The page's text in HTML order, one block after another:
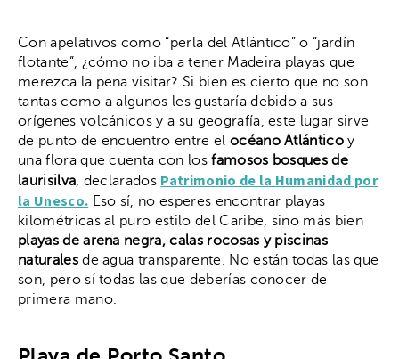
Con apelativos como “perla del Atlántico” o “jardín
flotante”, ¿cómo no iba a tener Madeira playas que
merezca la pena visitar? Si bien es cierto que no son
tantas como a algunos les gustaría debido a sus
orígenes volcánicos y a su geografía, este lugar sirve
de punto de encuentro entre el océano Atlántico y
una flora que cuenta con losfamosos bosques de
laurisilva, declarados Patrimonio de la Humanidad por
la Unesco. Eso sí, no esperes encontrar playas
kilométricas al puro estilo del Caribe, sino más bien
playas de arena negra, calas rocosas y piscinas
naturalesde agua transparente. No están todas las que
son, pero sí todas las que deberías conocer de
primera mano.